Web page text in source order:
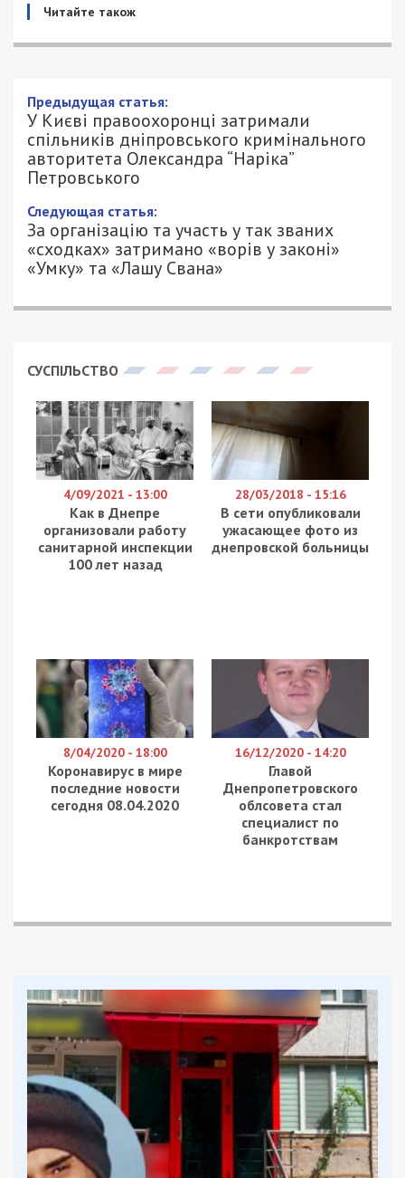
Читайте також
У Києві правоохоронці затримали
спільників дніпровського
кримінального авторитета Олександра
“Наріка” Петровського
27/12/2022 - 17:08
ПЕТРО ЩУКІН - СПЕЦИАЛЬНО ДЛЯ
49000.COM.UA
1565
“Злодіїв у законі” Сергія “Умку” Олійника та Лашу
“Лашу Свана” Джачвліані сьогодні затримали у
столиці України.
Про це стало відомо з повідомлень у ЗМІ.
“Умка” та “Лаша Сван” є спільниками
Олійника вже затримували у місті Хуст
навіть провів деякий час у СІЗО, але згодом був
звільнений судом під нічний домашній арешт.
Facebook
Telegram
Twitter
WhatsApp
ViberEmail
Категории:Суспільство| Метки:
криминал
Рекламні блоки дають нам змогу
залишатися незалежними ЗМІ, а вам -
отримувати найсвіжіші новини під ними.